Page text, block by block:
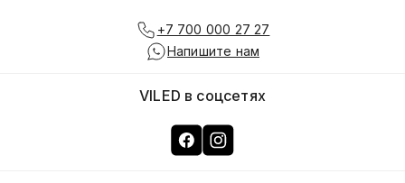
VILED в соцсетях
+7 700 000 27 27
Напишите нам